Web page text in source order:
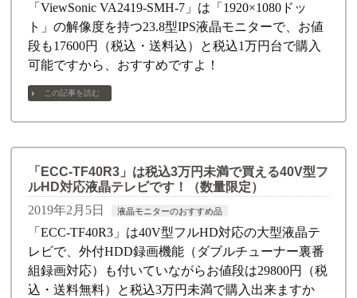
「ViewSonic VA2419-SMH-7」は「1920×1080ドッ
ト」の解像度を持つ23.8型IPS液晶モニターで、お値
段も17600円（税込・送料込）と税込1万円台で購入
可能ですから、おすすめですよ！
この記事を読む
「ECC-TF40R3」は税込3万円未満で買える40V型フ
ルHD対応液晶テレビです！（数量限定）
2019年2月5日
液晶モニターのおすすめ品
「ECC-TF40R3」は40V型フルHD対応の大型液晶テ
レビで、外付HDD録画機能（ダブルチューナー裏番
組録画対応）も付いていながらお値段は29800円（税
込・送料無料）と税込3万円未満で購入出来ますか